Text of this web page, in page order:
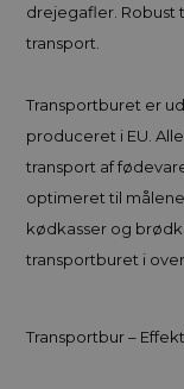
drejegafler. Robust
transport.
Transportburet er
produceret i EU.
transport af
optimeret til
kødkasser og
transportburet i
Transportbur –